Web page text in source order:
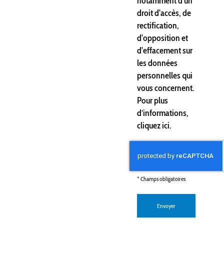
droit d'accès, de
rectification,
d'opposition et
d'effacement sur
les données
personnelles qui
vous concernent.
Pour plus
d’informations,
cliquezici.
* Champs obligatoires